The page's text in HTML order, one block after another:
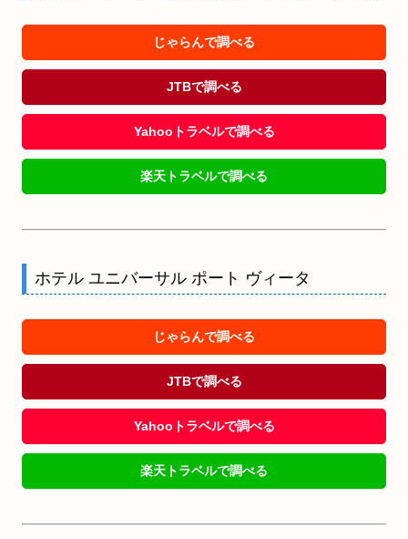
じゃらんで調べる
JTBで調べる
Yahooトラベルで調べる
楽天トラベルで調べる
ホテル ユニバーサル ポート ヴィータ
じゃらんで調べる
JTBで調べる
Yahooトラベルで調べる
楽天トラベルで調べる